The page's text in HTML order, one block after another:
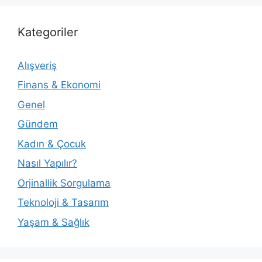
Kategoriler
Alışveriş
Finans & Ekonomi
Genel
Gündem
Kadın & Çocuk
Nasıl Yapılır?
Orjinallik Sorgulama
Teknoloji & Tasarım
Yaşam & Sağlık